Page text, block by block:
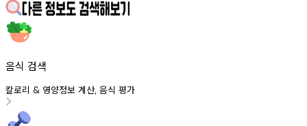
음식 검색
칼로리 & 영양정보 계산, 음식 평가